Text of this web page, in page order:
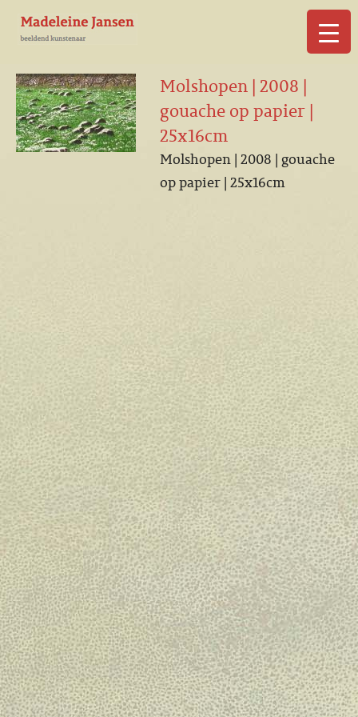
Molshopen | 2008 |
gouache op papier |
25x16cm
Molshopen | 2008 | gouache
op papier | 25x16cm